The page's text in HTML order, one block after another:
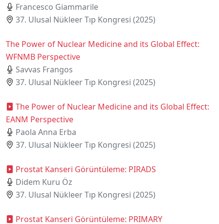
Francesco Giammarile
37. Ulusal Nükleer Tıp Kongresi (2025)
The Power of Nuclear Medicine and its Global Effect:
WFNMB Perspective
Savvas Frangos
37. Ulusal Nükleer Tıp Kongresi (2025)
The Power of Nuclear Medicine and its Global Effect:
EANM Perspective
Paola Anna Erba
37. Ulusal Nükleer Tıp Kongresi (2025)
Prostat Kanseri Görüntüleme: PIRADS
Didem Kuru Öz
37. Ulusal Nükleer Tıp Kongresi (2025)
Prostat Kanseri Görüntüleme: PRIMARY